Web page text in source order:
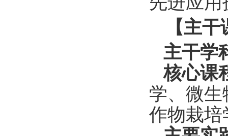
【主
主干学
核心课
学、微
作物栽培